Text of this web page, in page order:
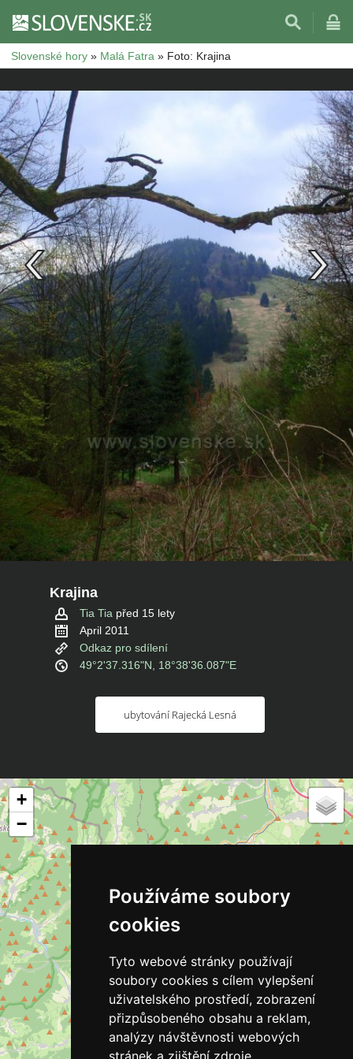
Používáme soubory
cookies
Tyto webové stránky používají
soubory cookies s cílem vylepšení
uživatelského prostředí, zobrazení
přizpůsobeného obsahu a reklam,
analýzy návštěvnosti webových
stránek a zjištění zdroje
Slovenské hory » Malá Fatra » Foto: Krajina
Krajina
Tia Tia před 15 lety
April 2011
Odkaz pro sdílení
49°2'37.316"N, 18°38'36.087"E
ubytování Rajecká Lesná
+
−